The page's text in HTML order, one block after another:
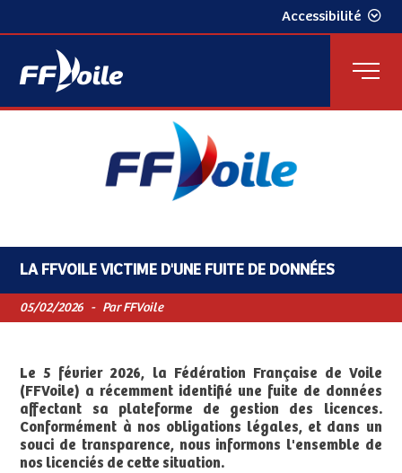
Accessibilité
LA FFVOILE VICTIME D'UNE FUITE DE DONNÉES
05/02/2026 - Par FFVoile
Le 5 février 2026, la Fédération Française de Voile
(FFVoile) a récemment identifié une fuite de données
affectant sa plateforme de gestion des licences.
Conformément à nos obligations légales, et dans un
souci de transparence, nous informons l'ensemble de
nos licenciés de cette situation.